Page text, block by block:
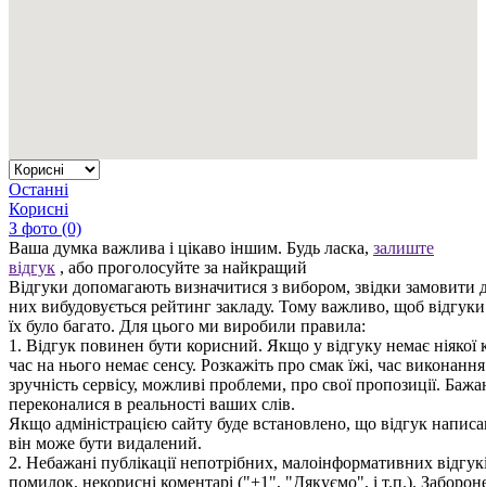
Останні
Корисні
З фото (0)
Ваша думка важлива і цікаво іншим. Будь ласка, залиште
відгук , або проголосуйте за найкращий
Відгуки допомагають визначитися з вибором, звідки замовити
них вибудовується рейтинг закладу. Тому важливо, щоб
їх було багато. Для цього ми виробили правила:
1. Відгук повинен бути корисний. Якщо у відгуку немає ніякої
час на нього немає сенсу. Розкажіть про смак їжі, час
зручність сервісу, можливі проблеми, про свої пропозиції.
переконалися в реальності ваших слів.
Якщо адміністрацією сайту буде встановлено, що відгук
він може бути видалений.
2. Небажані публікації непотрібних, малоінформативних
помилок, некорисні коментарі ("+1", "Дякуємо", і т.п.).